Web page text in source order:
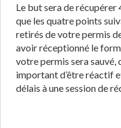
Le but sera de
que les quatre points
retirés de votre permis
avoir réceptionné le
votre permis sera sauvé,
important d’être réactif
délais à une session de